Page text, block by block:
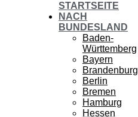
STARTSEITE
NACH
BUNDESLAND
Baden-
Württemberg
Bayern
Brandenburg
Berlin
Bremen
Hamburg
Hessen